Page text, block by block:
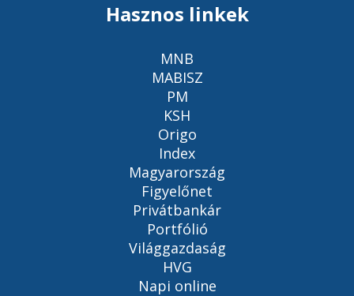
Hasznos linkek
MNB
MABISZ
PM
KSH
Origo
Index
Magyarország
Figyelőnet
Privátbankár
Portfólió
Világgazdaság
HVG
Napi online